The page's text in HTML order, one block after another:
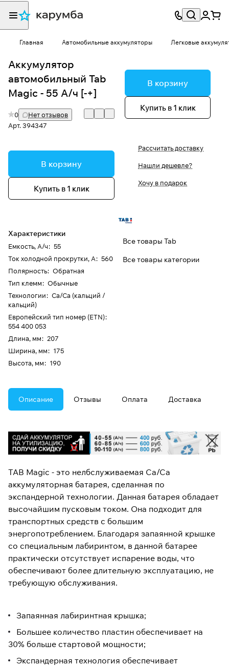
Главная Автомобильные аккумуляторы Легковые
Аккумулятор
автомобильный Tab
Magic - 55 А/ч [-+]
0
Нет отзывов
Арт.394347
В корзину
Купить в 1 клик
Характеристики
Емкость, А/ч: 55
Ток холодной прокрутки, А: 560
Полярность: Обратная
Тип клемм: Обычные
Технологии: Ca/Ca (кальций /
кальций)
Европейский тип номер (ETN):
554 400 053
Длина, мм: 207
Ширина, мм: 175
Высота, мм: 190
В корзину
Купить в 1 клик
Рассчитать доставку
Нашли дешевле?
Хочу в подарок
Все товары Tab
Все товары категории
Описание Отзывы Оплата Доставка
TAB Magic - это нелбслуживаемая Ca/Ca
аккумуляторная батарея, сделанная по
экспандерной технологии. Данная батарея обладает
высочайшим пусковым током. Она подходит для
транспортных средств с большим
энергопотреблением. Благодаря запаянной крышке
со специальным лабиринтом, в данной батарее
практически отсутствует испарение воды, что
обеспечивают более длительную эксплуатацию, не
требующую обслуживания.
Запаянная лабиринтная крышка;
Большее количество пластин обеспечивает на
30% больше стартовой мощности;
Экспандерная технология обеспечивает